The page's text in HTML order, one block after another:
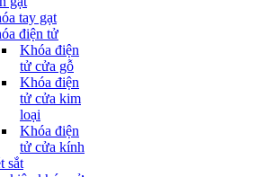
tay gạt
điện tử
Khóa điện
tử cửa gỗ
Khóa điện
tử cửa kim
loại
Khóa điện
tử cửa kính
sắt